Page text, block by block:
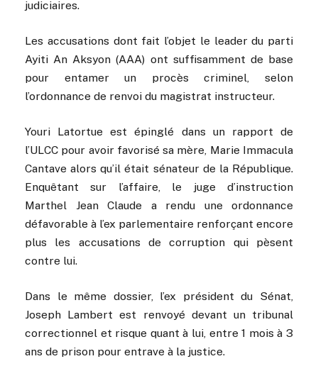
judiciaires.
Les accusations dont fait l’objet le leader du parti
Ayiti An Aksyon (AAA) ont suffisamment de base
pour entamer un procès criminel, selon
l’ordonnance de renvoi du magistrat instructeur.
Youri Latortue est épinglé dans un rapport de
l’ULCC pour avoir favorisé sa mère, Marie Immacula
Cantave alors qu’il était sénateur de la République.
Enquêtant sur l’affaire, le juge d’instruction
Marthel Jean Claude a rendu une ordonnance
défavorable à l’ex parlementaire renforçant encore
plus les accusations de corruption qui pèsent
contre lui.
Dans le même dossier, l’ex président du Sénat,
Joseph Lambert est renvoyé devant un tribunal
correctionnel et risque quant à lui, entre 1 mois à 3
ans de prison pour entrave à la justice.